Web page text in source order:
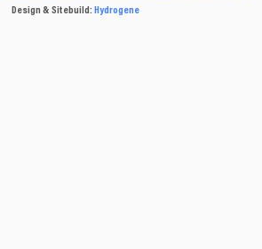
Design & Sitebuild: Hydrogene